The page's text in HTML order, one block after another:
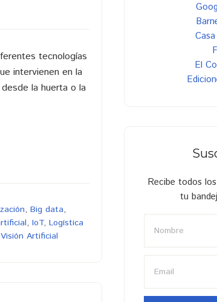
tecnologías
intervienen en la
la huerta o la
, Big data,
, IoT, Logística
Visión Artificial
El
Recibe todos
tu